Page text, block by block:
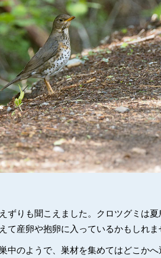
ずりも聞こえました。クロツグミは
て産卵や抱卵に入っているかもしれま
中のようで、巣材を集めてはどこかへ